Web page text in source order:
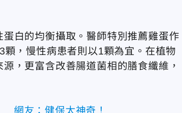
白的均衡攝取。醫師特別推薦雞蛋作
，慢性病患者則以1顆為宜。在植物
，更富含改善腸道菌相的膳食纖維，
網友：健保太神奇！